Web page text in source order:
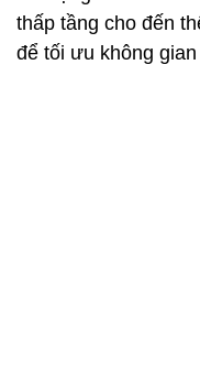
thấp tầng cho đến
để tối ưu không